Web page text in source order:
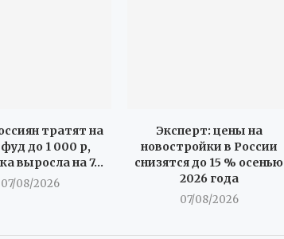
тратят на
до 1 000 р,
выросла на 7...
07/08/2026
Эксперт: цены на
новостройки в России
снизятся до 15 % осенью
2026 года
07/08/2026